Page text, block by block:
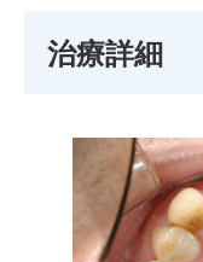
治療詳細